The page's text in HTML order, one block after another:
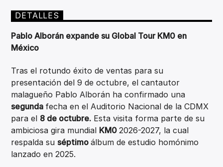
DETALLES
Pablo Alborán expande su Global Tour KM0 en
México
Tras el rotundo éxito de ventas para su
presentación del 9 de octubre, el cantautor
malagueño Pablo Alborán ha confirmado una
segunda fecha en el Auditorio Nacional de la CDMX
para el 8 de octubre. Esta visita forma parte de su
ambiciosa gira mundial KM02026-2027, la cual
respalda suséptimoálbum de estudio homónimo
lanzado en 2025.